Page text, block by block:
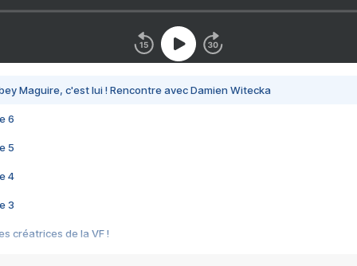
Maguire, c'est lui ! Rencontre avec Damien Witecka
6
5
4
3
créatrices de la VF !